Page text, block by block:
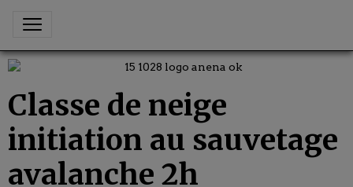
Classe de neige
initiation au sauvetage
avalanche 2h